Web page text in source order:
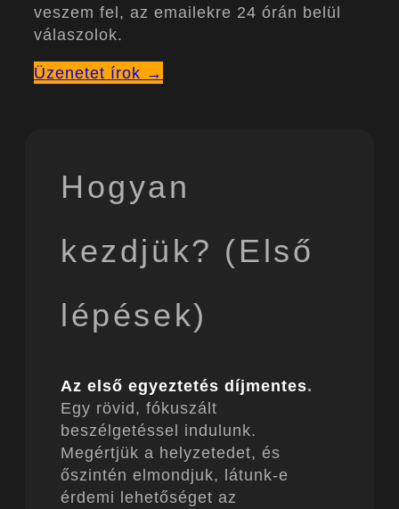
veszem fel, az emailekre 24 órán belül
válaszolok.
Üzenetet írok →
Hogyan
kezdjük? (Első
lépések)
Az első egyeztetés díjmentes.
Egy rövid, fókuszált
beszélgetéssel indulunk.
Megértjük a helyzetedet, és
őszintén elmondjuk, látunk-e
érdemi lehetőséget az